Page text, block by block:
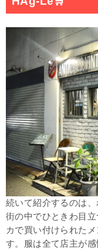
続いて紹介するのは
街の中でひときわ目立
カで買い付けられた
す。服は全て店主が